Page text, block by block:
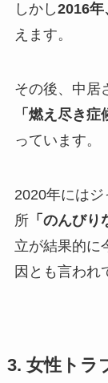
しかし2016年
えます。
その後、中居
「燃え尽き症
っています。
2020年には
所「のんびり
立が結果的に
因とも言われ
3. 女性トラ